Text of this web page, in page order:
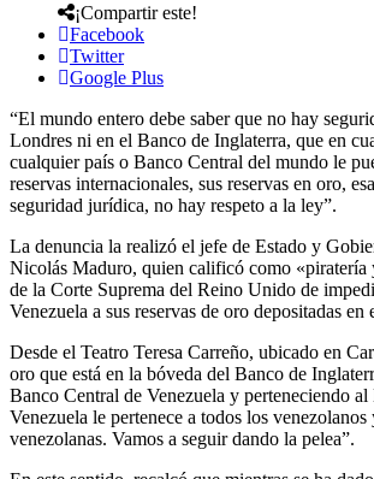
¡Compartir este!
Facebook
Twitter
Google Plus
“El mundo entero debe saber que no hay
Londres ni en el Banco de Inglaterra, que en
cualquier país o Banco Central del mundo le
reservas internacionales, sus reservas en oro,
seguridad jurídica, no hay respeto a la ley”.
La denuncia la realizó el jefe de Estado y
Nicolás Maduro, quien calificó como «piratería
de la Corte Suprema del Reino Unido de
Venezuela a sus reservas de oro depositadas en
Desde el Teatro Teresa Carreño, ubicado en
oro que está en la bóveda del Banco de
Banco Central de Venezuela y perteneciendo
Venezuela le pertenece a todos los venezolanos
venezolanas. Vamos a seguir dando la pelea”.